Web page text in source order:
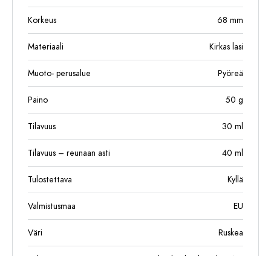
Korkeus 68 mm
Materiaali Kirkas lasi
Muoto- perusalue Pyöreä
Paino 50 g
Tilavuus 30 ml
Tilavuus – reunaan asti 40 ml
Tulostettava Kyllä
Valmistusmaa EU
Väri Ruskea